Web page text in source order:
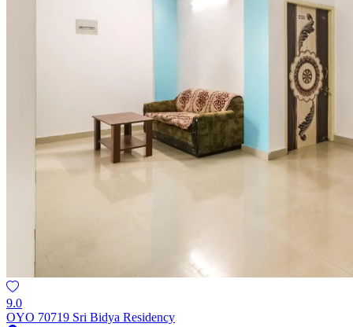
9.0
OYO 70719 Sri Bidya Residency